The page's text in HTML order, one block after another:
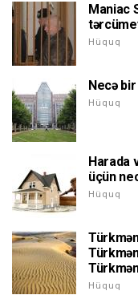
Maniac
Hüquq
Necə
Hüquq
Harada
üçün
Hüquq
Hüquq